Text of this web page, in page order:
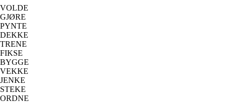
VOLDE
GJØRE
PYNTE
DEKKE
TRENE
FIKSE
BYGGE
VEKKE
JENKE
STEKE
ORDNE